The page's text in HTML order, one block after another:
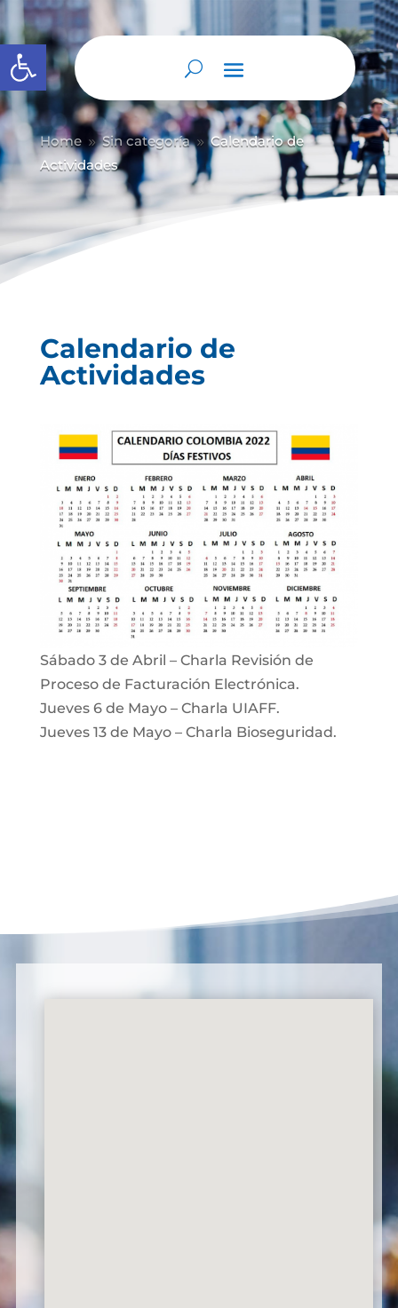
Abrir barra de herramientas
Home 9 Sin categoría 9 Calendario de
Actividades
Calendario de
Actividades
Sábado 3 de Abril – Charla Revisión de
Proceso de Facturación Electrónica.
Jueves 6 de Mayo – Charla UIAFF.
Jueves 13 de Mayo – Charla Bioseguridad.